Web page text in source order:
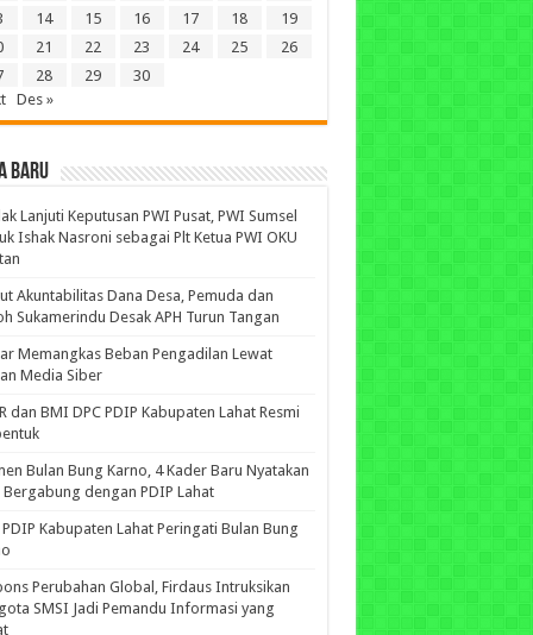
14 15 16 17 18
19
21 22 23 24 25
26
28 29
30
Des »
BARU
Lanjuti Keputusan PWI Pusat, PWI Sumsel
Ishak Nasroni sebagai Plt Ketua PWI OKU
Akuntabilitas Dana Desa, Pemuda dan
Sukamerindu Desak APH Turun Tangan
Memangkas Beban Pengadilan Lewat
Media Siber
dan BMI DPC PDIP Kabupaten Lahat Resmi
Bulan Bung Karno, 4 Kader Baru Nyatakan
Bergabung dengan PDIP Lahat
PDIP Kabupaten Lahat Peringati Bulan Bung
Perubahan Global, Firdaus Intruksikan
SMSI Jadi Pemandu Informasi yang